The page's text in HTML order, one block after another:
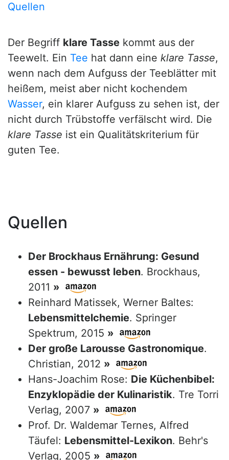
Quellen
Der Begriff klare Tasse kommt aus der
Teewelt. Ein Tee hat dann eine klare Tasse,
wenn nach dem Aufguss der Teeblätter mit
heißem, meist aber nicht kochendem
Wasser, ein klarer Aufguss zu sehen ist, der
nicht durch Trübstoffe verfälscht wird. Die
klare Tasse ist ein Qualitätskriterium für
guten Tee.
Quellen
Der Brockhaus Ernährung: Gesund
essen - bewusst leben. Brockhaus,
2011 »
Reinhard Matissek, Werner Baltes:
Lebensmittelchemie. Springer
Spektrum, 2015 »
Der große Larousse Gastronomique.
Christian, 2012 »
Hans-Joachim Rose: Die Küchenbibel:
Enzyklopädie der Kulinaristik. Tre Torri
Verlag, 2007 »
Prof. Dr. Waldemar Ternes, Alfred
Täufel: Lebensmittel-Lexikon. Behr's
Verlag, 2005 »